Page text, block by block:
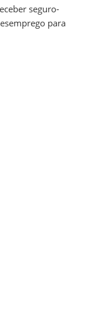
seguro-
para